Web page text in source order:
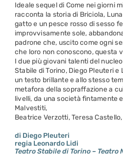
Ideale sequel di Come nei giorni
racconta la storia di Briciola,
gatto e un pesce rosso di sesso
improvvisamente sole,
padrone che, uscito come ogni
che loro non conoscono, questa
I due più giovani talenti del
Stabile di Torino, Diego Pleuteri
un testo brillante e allo stesso
metafora della sopraffazione a
livelli, da una società fintamente
Malvestiti,
Beatrice Verzotti, Teresa
di Diego Pleuteri
regia Leonardo Lidi
Teatro Stabile di Torino – Teatro